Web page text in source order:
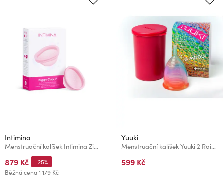
Intimina
Menstruační kalíšek Intimina Ziggy Cup™ velikost A
879 Kč
Běžná cena1 179 Kč
-25%
Yuuki
Menstruační kalíšek Yuuki 2 Rainbow soft
599 Kč